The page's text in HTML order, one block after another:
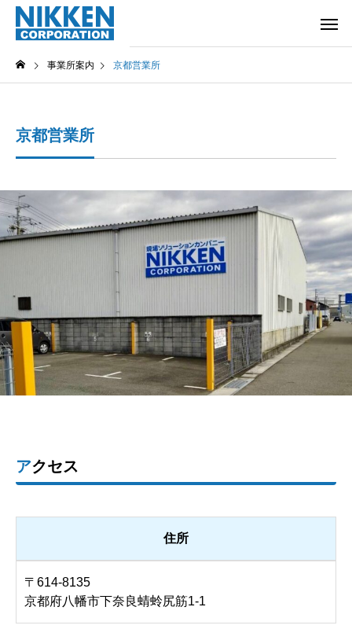
事業所案内 京都営業所
京都営業所
アクセス
住所
〒614-8135
京都府八幡市下奈良蜻蛉尻筋1-1